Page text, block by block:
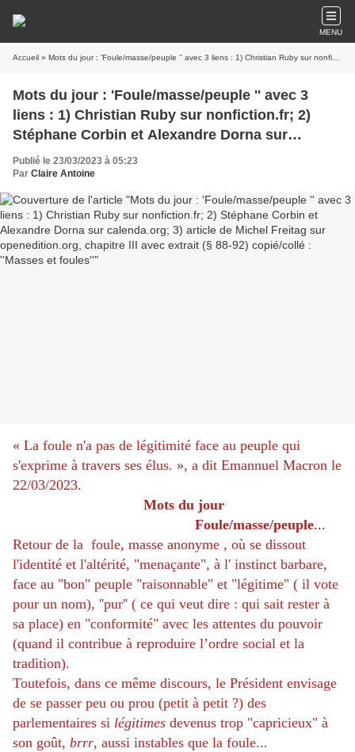
MENU
Accueil » Mots du jour : 'Foule/masse/peuple '' avec 3 liens : 1) Christian Ruby sur nonfiction.fr; 2) Stéphane Corbin et Alexandre Dorna sur calenda.org; 3) article de Michel Freitag sur openedition.org, chapitre III avec extrait (§ 88-92) copié/collé : ''Masses et foules''
Mots du jour : 'Foule/masse/peuple '' avec 3
liens : 1) Christian Ruby sur nonfiction.fr; 2)
Stéphane Corbin et Alexandre Dorna sur
calenda.org; 3) article de Michel Freitag sur
openedition.org, chapitre III avec extrait (§ 88-
92) copié/collé : ''Masses et foules''
Publié le 23/03/2023 à 05:23
Par Claire Antoine
« La foule n'a pas de légitimité face au peuple qui
s'exprime à travers ses élus. », a dit Emannuel Macron le
22/03/2023.
Mots du jour
Foule/masse/peuple...
Retour de la foule, masse anonyme , où se dissout
l'identité et l'altérité, "menaçante", à l' instinct barbare,
face au "bon" peuple "raisonnable" et "légitime" ( il vote
pour un nom), ''pur'' ( ce qui veut dire : qui sait rester à
sa place) en "conformité" avec les attentes du pouvoir
(quand il contribue à reproduire l’ordre social et la
tradition).
Toutefois, dans ce même discours, le Président envisage
de se passer peu ou prou (petit à petit ?) des
parlementaires si légitimes devenus trop "capricieux" à
son goût, brrr, aussi instables que la foule...